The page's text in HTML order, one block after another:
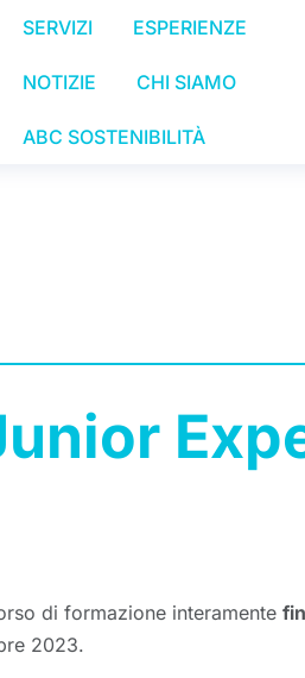
SERVIZI ESPERIENZE
NOTIZIE CHI SIAMO
ABC SOSTENIBILITÀ
di formazione interamente
2023.